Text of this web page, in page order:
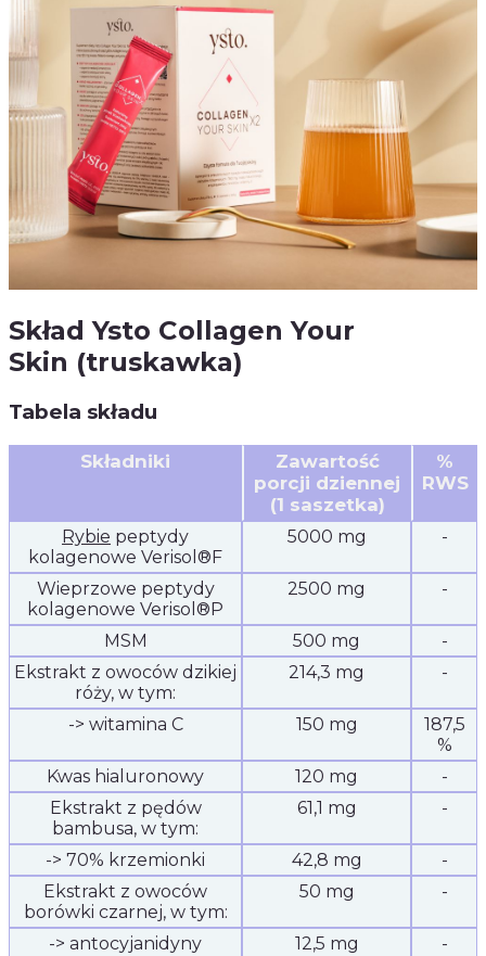
Skład Ysto Collagen Your
Skin (truskawka)
Tabela składu
Składniki
Zawartość
porcji dziennej
(1 saszetka)
%
RWS
Rybie peptydy
kolagenowe Verisol®F
5000 mg -
Wieprzowe peptydy
kolagenowe Verisol®P
2500 mg -
MSM 500 mg
-
Ekstrakt z owoców dzikiej
róży, w tym:
214,3 mg -
-> witamina C 150 mg
187,5
%
Kwas hialuronowy
120 mg
-
Ekstrakt z pędów
bambusa, w tym:
61,1 mg -
-> 70% krzemionki 42,8 mg
-
Ekstrakt z owoców
borówki czarnej, w tym:
50 mg -
-> antocyjanidyny 12,5 mg
-